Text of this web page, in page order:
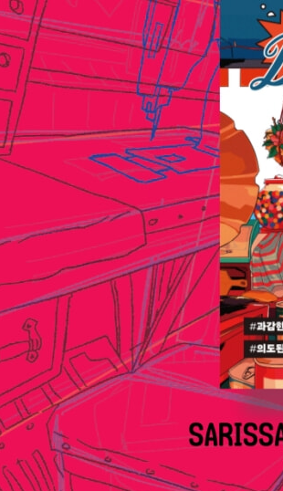
1. 주먹질
2. 칼질
3. 몽둥이
4. 총질
5. 이펙트 만들기
장면 연출
1. 중요한 정보는 중앙에
2. 프레임도 그림의 일부
3. 빛을 이용한 시선 유도
4. 역동적 구도 만들기
5. 중력과 무게중심
6. 프레임과 캐릭터, 소재의 간격
7. 텍스트도 그림이다!
8. 중앙집중 늘어놓기
9. 지평선 기울이기, 투시 비틀기
10. 과투시 어안렌즈 효과
11. 공간에 와글와글